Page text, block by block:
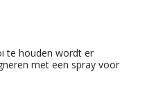
te houden wordt er
met een spray voor